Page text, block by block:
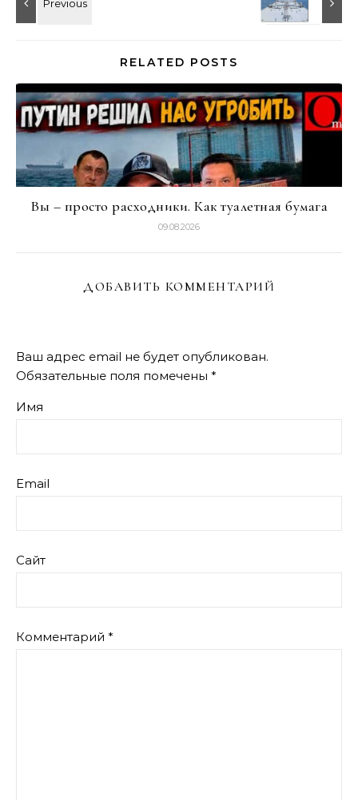
RELATED POSTS
Вы – просто расходники. Как туалетная бумага
09.08.2026
ДОБАВИТЬ КОММЕНТАРИЙ
Ваш адрес email не будет опубликован.
Обязательные поля помечены *
Имя
Email
Сайт
Комментарий *